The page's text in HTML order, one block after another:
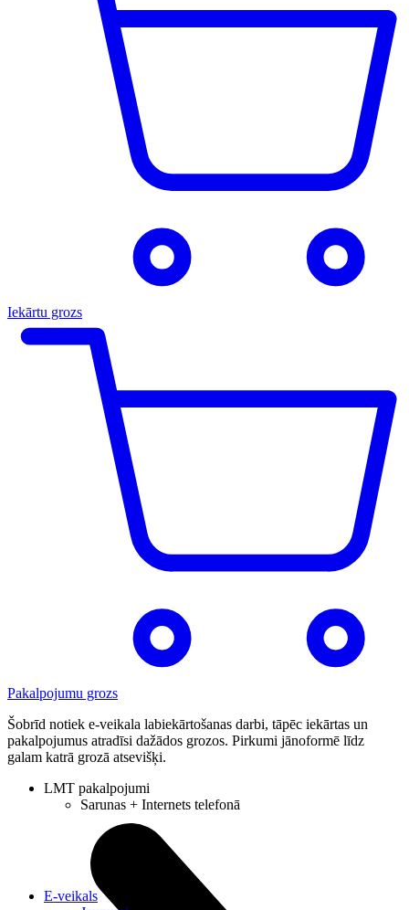
Iekārtu grozs
Pakalpojumu grozs
Šobrīd notiek e-veikala labiekārtošanas darbi, tāpēc iekārtas un
pakalpojumus atradīsi dažādos grozos. Pirkumi jānoformē līdz
galam katrā grozā atsevišķi.
LMT pakalpojumi
Sarunas + Internets telefonā
E-veikals